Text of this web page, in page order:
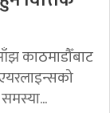
काठमाडौँबाट